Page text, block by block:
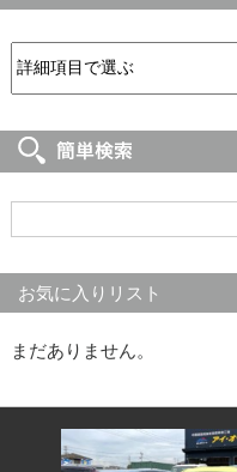
お気に入りリスト
まだありません。